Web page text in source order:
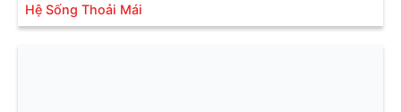
Hệ Sống Thoải Mái